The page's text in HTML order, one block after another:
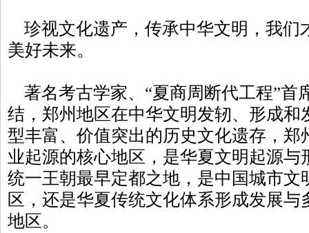
珍视文化遗产，传承中华文明，我们
美好未来。
著名考古学家、“夏商周断代工程”首
结，郑州地区在中华文明发轫、形成和
型丰富、价值突出的历史文化遗存，郑
业起源的核心地区，是华夏文明起源与
统一王朝最早定都之地，是中国城市文
区，还是华夏传统文化体系形成发展
地区。